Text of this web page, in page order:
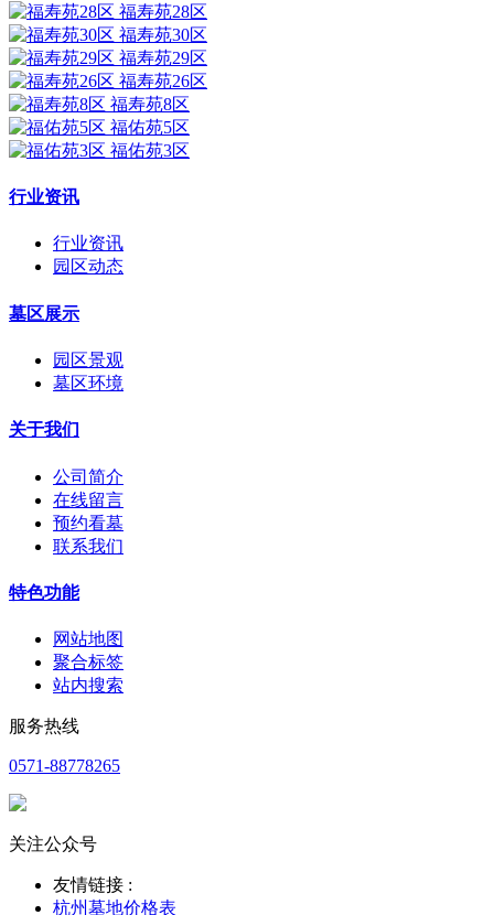
福寿苑28区
福寿苑30区
福寿苑29区
福寿苑26区
福寿苑8区
福佑苑5区
福佑苑3区
行业资讯
行业资讯
园区动态
墓区展示
园区景观
墓区环境
关于我们
公司简介
在线留言
预约看墓
联系我们
特色功能
网站地图
聚合标签
站内搜索
服务热线
0571-88778265
关注公众号
友情链接 :
杭州墓地价格表